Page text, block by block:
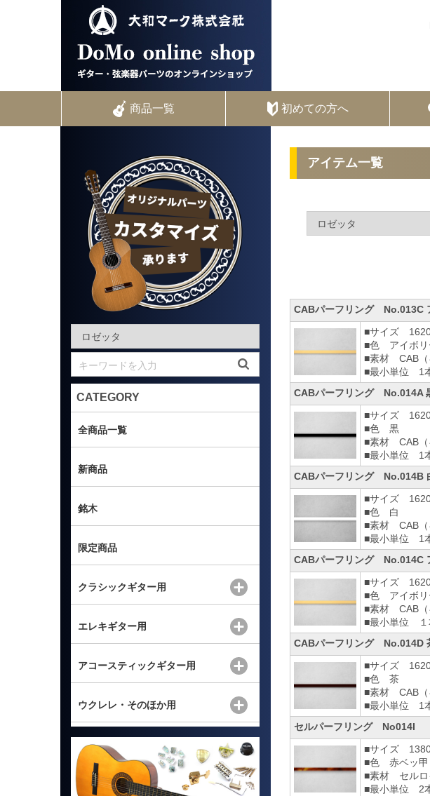
商品一覧 初めての方へ
アイテム一覧
CABパーフリング No.013C
■サイズ
■色 アイボリ
■素材 CAB（
■最小単位 1
CABパーフリング No.014A
■サイズ
■色 黒
■素材 CAB（
■最小単位 1
CABパーフリング No.014B
■サイズ
■色 白
■素材 CAB（
■最小単位 1
CABパーフリング No.014C
■サイズ
■色 アイボリ
■素材 CAB（
■最小単位 １
CABパーフリング No.014D
■サイズ
■色 茶
■素材 CAB（
■最小単位 1
セルパーフリング No014I
■サイズ
■色 赤ベッ甲
■素材 セルロ
■最小単位 2
CATEGORY
全商品一覧
新商品
銘木
限定商品
クラシックギター用
エレキギター用
アコースティックギター用
ウクレレ・そのほか用